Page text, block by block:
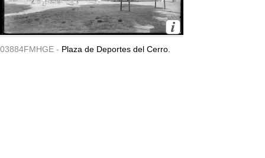
03884FMHGE - Plaza de Deportes del Cerro.